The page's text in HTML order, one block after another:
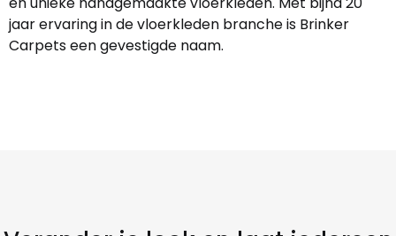
jaar ervaring in de vloerkleden branche is Brinker
Carpets een gevestigde naam.